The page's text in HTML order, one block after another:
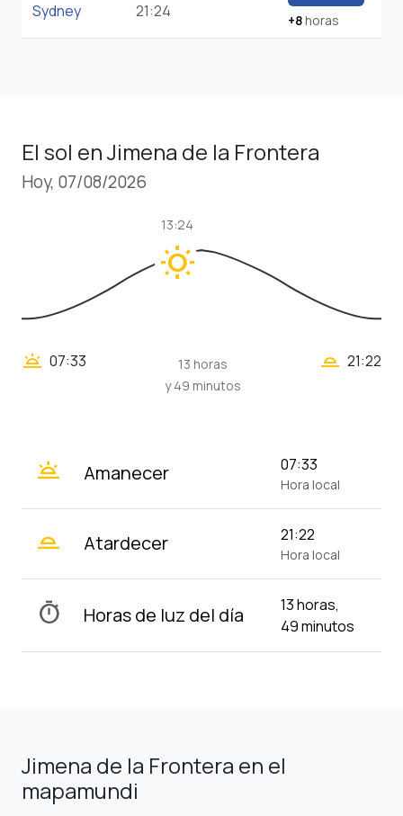
Sydney 21:24 +8horas
El sol en Jimena de la Frontera
Hoy, 07/08/2026
wb_sunny
13:24
wb_twilight 07:33
13 horas
y 49 minutos
wb_twilight_2 21:22
wb_twilight Amanecer 07:33
Hora local
wb_twilight_2 Atardecer 21:22
Hora local
timer Horas de luz del día
13 horas,
49 minutos
Jimena de la Frontera en el
mapamundi